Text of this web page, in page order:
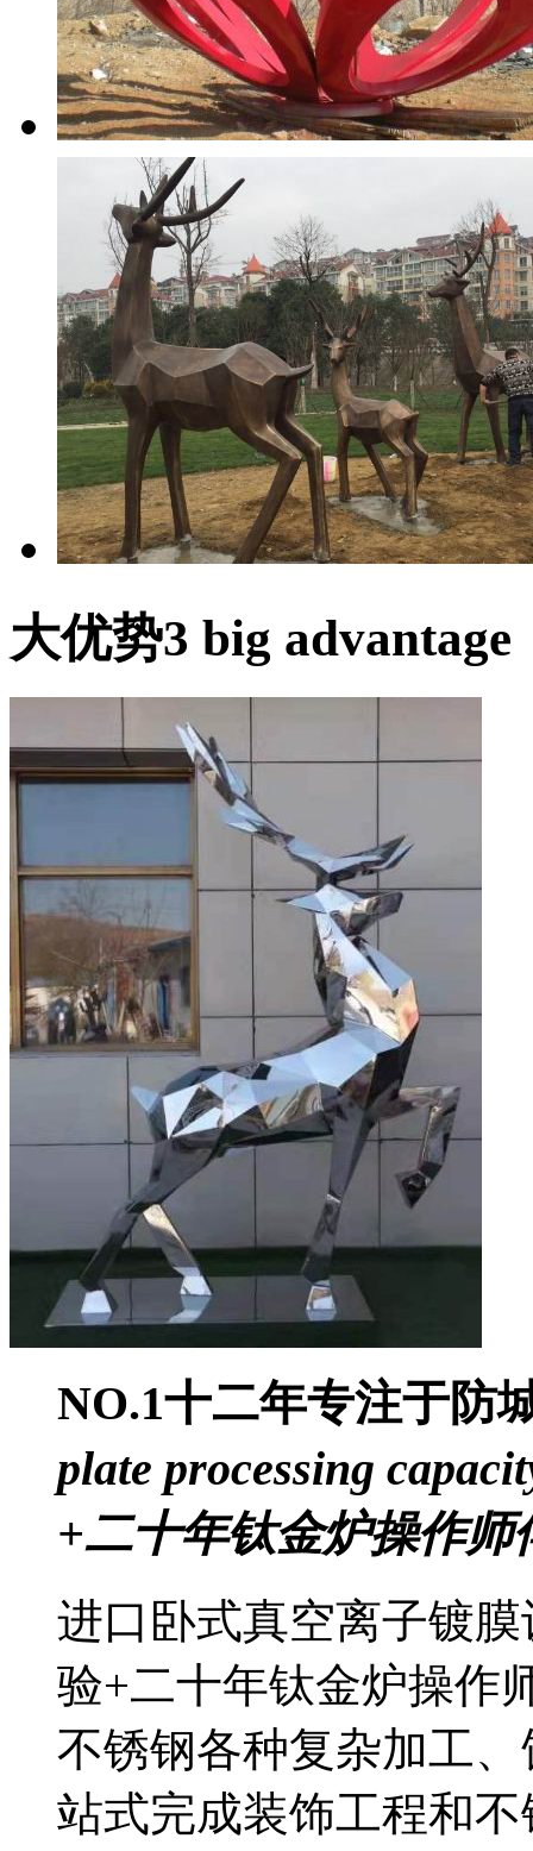
大优势3 big advantage
NO.1十二年专注于防
plate processing
+二十年钛金炉操作师
进口卧式真空离子镀
验+二十年钛金炉操作
不锈钢各种复杂加工
站式完成装饰工程和